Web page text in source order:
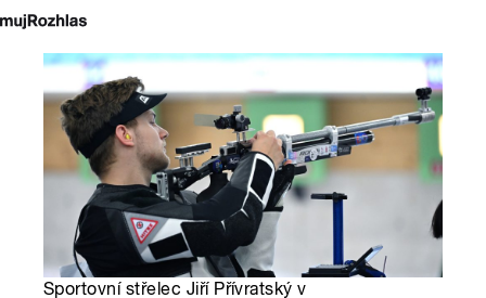
Sportovní střelec Jiří Přívratský v